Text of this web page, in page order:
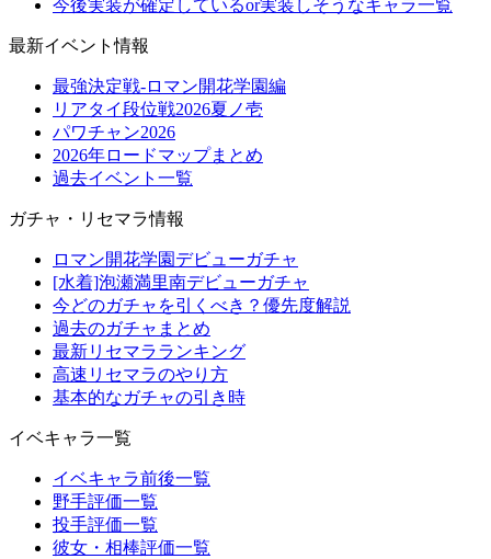
今後実装が確定しているor実装しそうなキャラ一覧
最新イベント情報
最強決定戦-ロマン開花学園編
リアタイ段位戦2026夏ノ壱
パワチャン2026
2026年ロードマップまとめ
過去イベント一覧
ガチャ・リセマラ情報
ロマン開花学園デビューガチャ
[水着]泡瀬満里南デビューガチャ
今どのガチャを引くべき？優先度解説
過去のガチャまとめ
最新リセマラランキング
高速リセマラのやり方
基本的なガチャの引き時
イベキャラ一覧
イベキャラ前後一覧
野手評価一覧
投手評価一覧
彼女・相棒評価一覧